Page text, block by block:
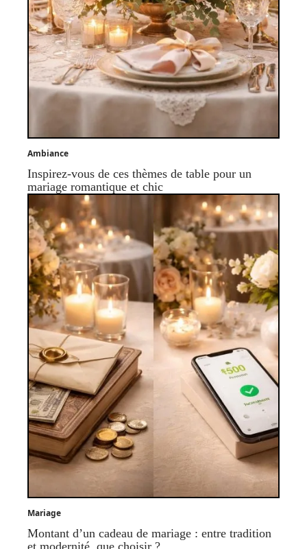
Ambiance
Inspirez-vous de ces thèmes de table pour un
mariage romantique et chic
Mariage
Montant d’un cadeau de mariage : entre tradition
et modernité, que choisir ?